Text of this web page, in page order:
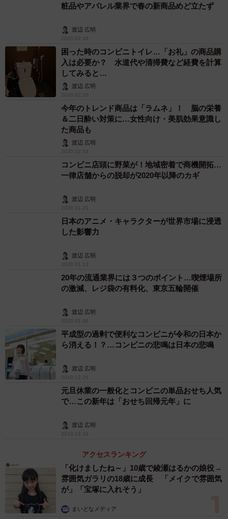
粧品やアパレル業界で春の新商品めど立たず
渡辺 広明
2020.02.16
困った時のコンビニトイレ…「お礼」の商品購
入は必要か？ 水道代や清掃費など経費を計算
してみると…
渡辺 広明
2020.02.10
今年のトレンド商品は「ラムネ」！ 脳の栄養
＆二日酔い対策に…女性向け・美肌効果意識し
た商品も
渡辺 広明
2020.02.03
コンビニ店頭に野菜が！地域密着で商機開拓…
一律店舗からの脱却が2020年以降のカギ
渡辺 広明
2020.01.21
日本のアニメ・キャラクターが世界市場に浸透
した影響力
渡辺 広明
2020.01.13
20年の流通業界には３つのポイント…喫煙場所
の激減、レジ袋の有料化、東京五輪開催
渡辺 広明
2020.01.06
平成型の過剰で便利なコンビニが令和の日本か
ら消える！？…コンビニの悲鳴は日本の悲鳴
渡辺 広明
2019.12.26
元旦休業の一般化とコンビニの単品おせち人気
で…この新年は「おせち回帰元年」に
渡辺 広明
2019.12.16
アクセスランキング
「化けましたね～」10歳で綾瀬はるかの娘役→
雰囲気ガラリの18歳に成長 「メイクで雰囲気
が」「宝塚に入れそう」
まいどなメディア